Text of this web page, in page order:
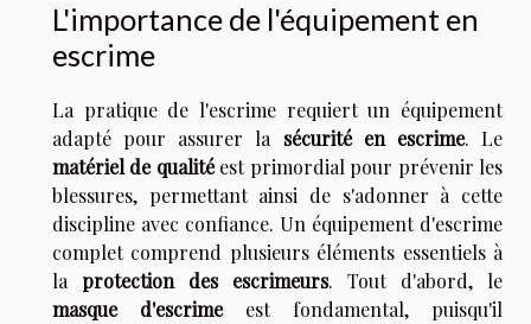
L'importance de l'équipement en
escrime
La pratique de l'escrime requiert un équipement
adapté pour assurer la sécurité en escrime. Le
matériel de qualitéest primordial pour prévenir les
blessures, permettant ainsi de s'adonner à cette
discipline avec confiance. Un équipement d'escrime
complet comprend plusieurs éléments essentiels à
la protection des escrimeurs. Tout d'abord, le
masque d'escrimeest fondamental, puisqu'il